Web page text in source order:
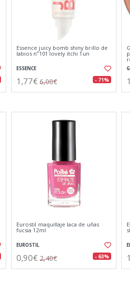
Essence juicy bomb shiny brillo de
labios nº101 lovely itchi 1un
ESSENCE
1,77€ 6,00€ - 71%
Eurostil maquillaje laca de uñas
fucsia 12ml
EUROSTIL
0,90€ 2,40€ - 63%